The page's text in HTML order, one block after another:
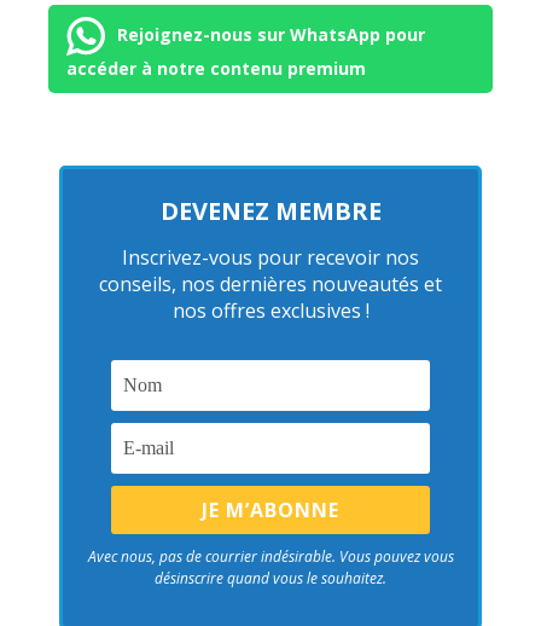
Rejoignez-nous sur WhatsApp pour
accéder à notre contenu premium
DEVENEZ MEMBRE
Inscrivez-vous pour recevoir nos
conseils, nos dernières nouveautés et
nos offres exclusives !
Avec nous, pas de courrier indésirable. Vous pouvez vous
désinscrire quand vous le souhaitez.